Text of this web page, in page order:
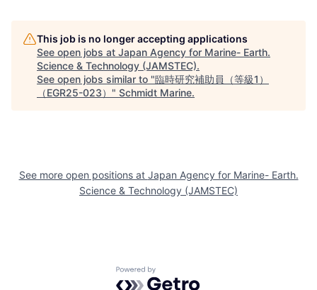
This job is no longer accepting applications
See open jobs at Japan Agency for Marine- Earth.
Science & Technology (JAMSTEC).
See open jobs similar to "臨時研究補助員（等級1）
（EGR25-023） " Schmidt Marine.
See more open positions at Japan Agency for Marine- Earth.
Science & Technology (JAMSTEC)
Powered by Getro.com